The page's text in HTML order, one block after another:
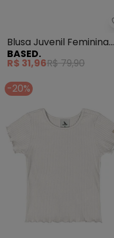
Blusa Juvenil Feminina
Canelada com Estampa
(Bege)
BASED.
R$ 31,96R$ 79,90
-20%